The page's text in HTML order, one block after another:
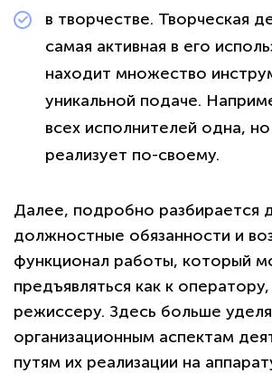
в творчестве. Творческая
самая активная в его
находит множество
уникальной подаче.
всех исполнителей одна,
реализует по-своему.
Далее, подробно разбирается
должностные обязанности и
функционал работы, который
предъявляться как к оператору,
режиссеру. Здесь больше
организационным аспектам
путям их реализации на